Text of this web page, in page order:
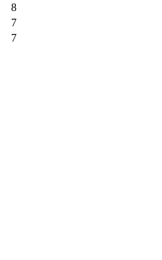
8
7
7